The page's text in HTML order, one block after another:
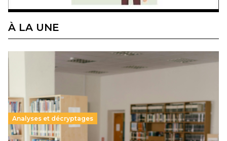
À LA UNE
Analyses et décryptages